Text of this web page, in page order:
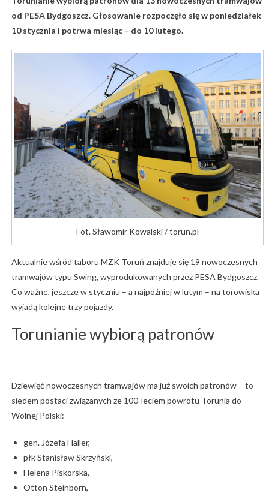
od PESA Bydgoszcz. Głosowanie rozpoczęło się w poniedziałek
10 stycznia i potrwa miesiąc – do 10 lutego.
Fot. Sławomir Kowalski / torun.pl
Aktualnie wśród taboru MZK Toruń znajduje się 19 nowoczesnych
tramwajów typu Swing, wyprodukowanych przez PESA Bydgoszcz.
Co ważne, jeszcze w styczniu – a najpóźniej w lutym – na torowiska
wyjadą kolejne trzy pojazdy.
Torunianie wybiorą patronów
Dziewięć nowoczesnych tramwajów ma już swoich patronów – to
siedem postaci związanych ze 100-leciem powrotu Torunia do
Wolnej Polski:
gen. Józefa Haller,
płk Stanisław Skrzyński,
Helena Piskorska,
Otton Steinborn,